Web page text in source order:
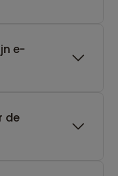
e-
de